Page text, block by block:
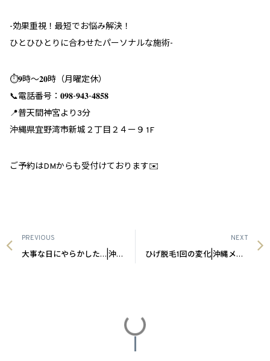
︎-効果重視！最短でお悩み解決！
ひとひひとりに合わせたパーソナルな施術-
⏱𝟗時～𝟐𝟎時（月曜定休）
📞電話番号：𝟎𝟗𝟖-𝟗𝟒𝟑-𝟒𝟖𝟓𝟖
📍普天間神宮より3分
沖縄県宜野湾市新城２丁目２４ー９ 1F
ご予約はDMからも受付けております✉️
PREVIOUS
大事な日にやらかした…|沖縄メンズ脱毛
NEXT
ひげ脱毛1回の変化|沖縄メンズ脱毛